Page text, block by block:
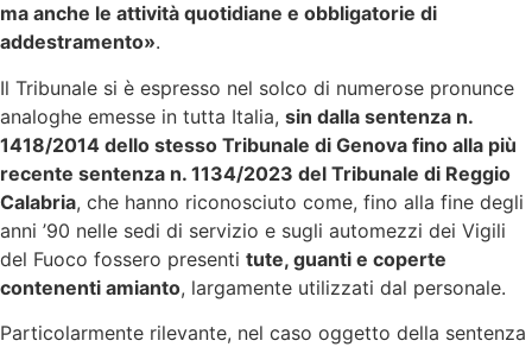
ma anche le attività quotidiane e obbligatorie di
addestramento».
Il Tribunale si è espresso nel solco di numerose pronunce
analoghe emesse in tutta Italia, sin dalla sentenza n.
1418/2014 dello stesso Tribunale di Genova fino alla più
recente sentenza n. 1134/2023 del Tribunale di Reggio
Calabria, che hanno riconosciuto come, fino alla fine degli
anni ’90 nelle sedi di servizio e sugli automezzi dei Vigili
del Fuoco fossero presenti tute, guanti e coperte
contenenti amianto, largamente utilizzati dal personale.
Particolarmente rilevante, nel caso oggetto della sentenza